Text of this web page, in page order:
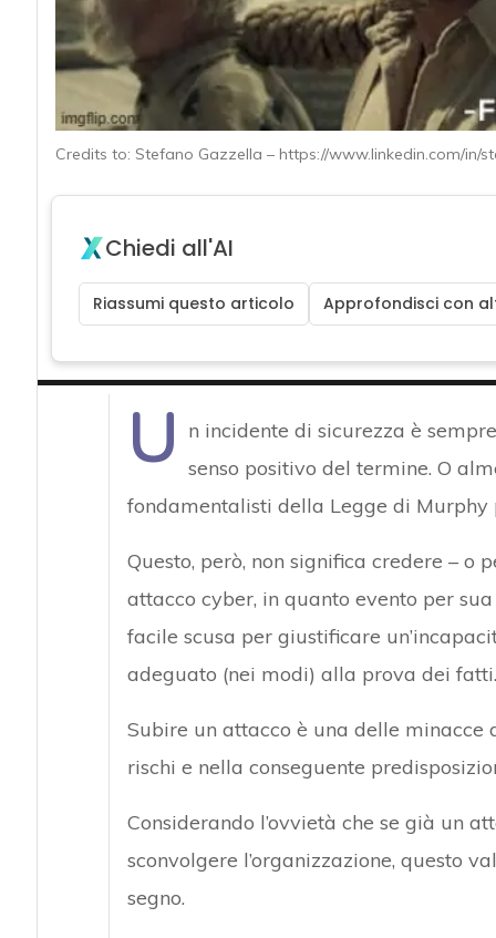
Credits to: Stefano Gazzella – https://www.linkedin.com/in/
Chiedi all'AI
Riassumi questo articolo Approfondisci con
U
n incidente di sicurezza è
senso positivo del termine. O
fondamentalisti della Legge di
Questo, però, non significa credere – o
attacco cyber, in quanto evento per
facile scusa per giustificare
adeguato (nei modi) alla prova dei fatti.
Subire un attacco è una delle minacce
rischi e nella conseguente
Considerando l’ovvietà che se già un
sconvolgere l’organizzazione, questo
segno.